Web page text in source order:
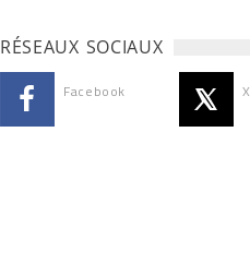
RÉSEAUX SOCIAUX
Facebook X